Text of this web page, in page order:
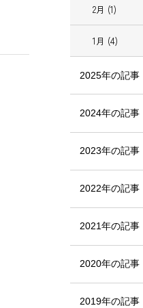
2月 (1)
1月 (4)
2025年の記事
2024年の記事
2023年の記事
2022年の記事
2021年の記事
2020年の記事
2019年の記事